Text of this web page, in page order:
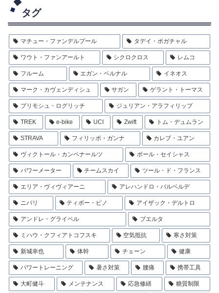
タグ
マチュー・ファンデルプール タデイ・ポガチャル
ワウト・ファンアールト シクロクロス レムコ
フルーム エガン・ベルナル イネオス
マーク・カヴェンディシュ サガン ゲラント・トーマス
プリモシュ・ログリッチ ジュリアン・アラフィリップ
TREK e-bike UCI Zwift トム・デュムラン
STRAVA フィリッポ・ガンナ カレブ・ユアン
ヴィクトール・カンペナールツ ポール・セイシャス
パワーメーター チームスカイ ツール・ド・フランス
エリア・ヴィヴィアーニ アレハンドロ・バルベルデ
ニバリ ティボー・ピノ アイザック・デルトロ
アンドレ・グライペル ブエルタ
ミハウ・クフィアトコフスキ 空気抵抗 寒さ対策
新城幸也 体幹 チェーン 健康
パワートレーニング 暑さ対策 腰痛 携帯工具
大町健斗 メンテナンス 応急修繕 糖質制限